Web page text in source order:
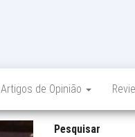
Artigos de Opinião
Pesquisar